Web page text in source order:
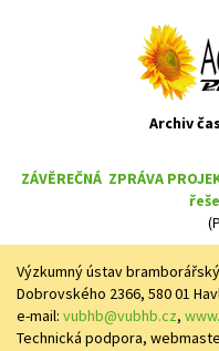
Archiv
ZÁVĚREČNÁ ZPRÁVA
Výzkumný ústav
Dobrovského 2366, 580 01
e-mail: vubhb@vubhb.cz,
Technická podpora,